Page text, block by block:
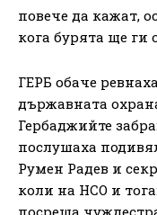
повече да кажат,
кога бурята ще ги
ГЕРБ обаче
държавната
Гербаджийте
послушаха
Румен Радев и
коли на НСО и
посреща